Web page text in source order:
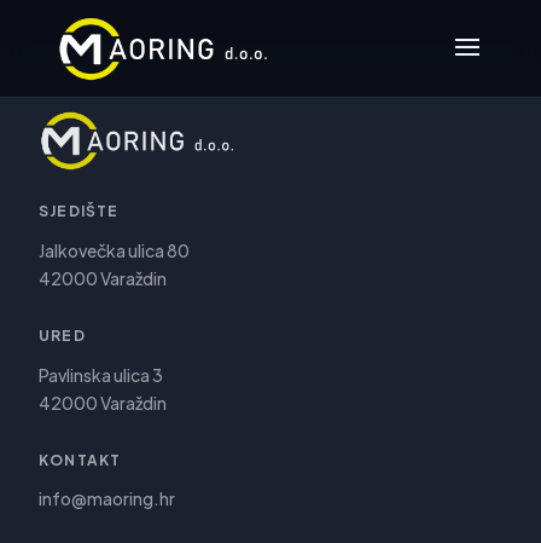
SJEDIŠTE
Jalkovečka ulica 80
42000 Varaždin
URED
Pavlinska ulica 3
42000 Varaždin
KONTAKT
info@maoring.hr